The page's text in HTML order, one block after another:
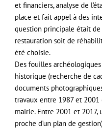
et financiers, analyse de
place et fait appel à des
question principale était
restauration soit de
été choisie.
Des fouilles
historique (recherche de
documents
travaux entre 1987 et 2001
mairie. Entre 2001 et 2017,
proche d’un plan de